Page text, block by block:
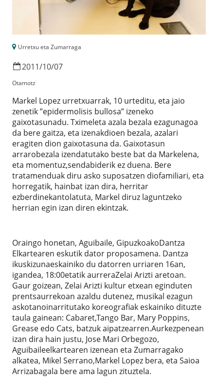
Urretxu eta Zumarraga
2011/10/07
Otamotz
Markel Lopez urretxuarrak, 10 urteditu, eta jaio
zenetik ”epidermolisis bullosa” izeneko
gaixotasunadu. Tximeleta azala bezala ezagunagoa
da bere gaitza, eta izenakdioen bezala, azalari
eragiten dion gaixotasuna da. Gaixotasun
arrarobezala izendatutako beste bat da Markelena,
eta momentuz,sendabiderik ez duena. Bere
tratamenduak diru asko suposatzen diofamiliari, eta
horregatik, hainbat izan dira, herritar
ezberdinekantolatuta, Markel diruz laguntzeko
herrian egin izan diren ekintzak.
Oraingo honetan, Aguibaile, GipuzkoakoDantza
Elkartearen eskutik dator proposamena. Dantza
ikuskizunaeskainiko du datorren urriaren 16an,
igandea, 18:00etatik aurreraZelai Arizti aretoan.
Gaur goizean, Zelai Arizti kultur etxean eginduten
prentsaurrekoan azaldu dutenez, musikal ezagun
askotanoinarritutako koreografiak eskainiko dituzte
taula gainean: Cabaret,Tango Bar, Mary Poppins,
Grease edo Cats, batzuk aipatzearren.Aurkezpenean
izan dira hain justu, Jose Mari Orbegozo,
Aguibaileelkartearen izenean eta Zumarragako
alkatea, Mikel Serrano,Markel Lopez bera, eta Saioa
Arrizabagala bere ama lagun zituztela.